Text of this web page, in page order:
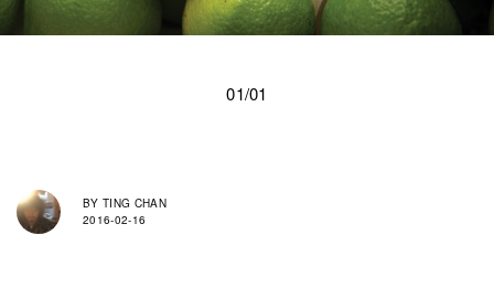
01/01
BY TING CHAN
2016-02-16